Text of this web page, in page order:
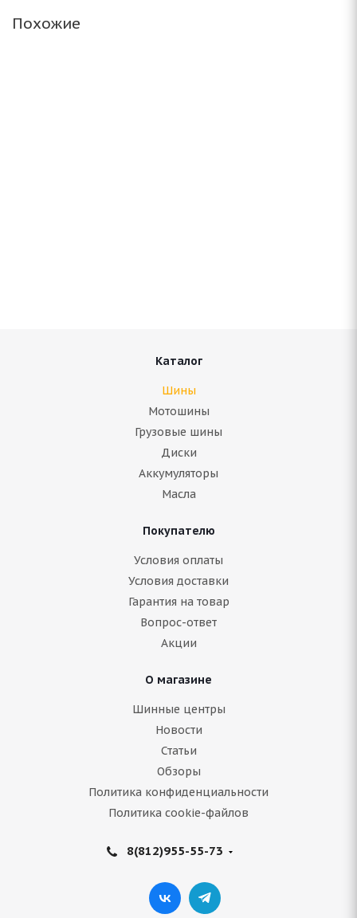
Похожие
Amtel NordMaster Evo 205/70 R15 100T
Подробнее
Каталог
Шины
Мотошины
Грузовые шины
Диски
Аккумуляторы
Масла
Покупателю
Условия оплаты
Условия доставки
Гарантия на товар
Вопрос-ответ
Акции
О магазине
Шинные центры
Новости
Статьи
Обзоры
Политика конфиденциальности
Политика cookie-файлов
8(812)955-55-73